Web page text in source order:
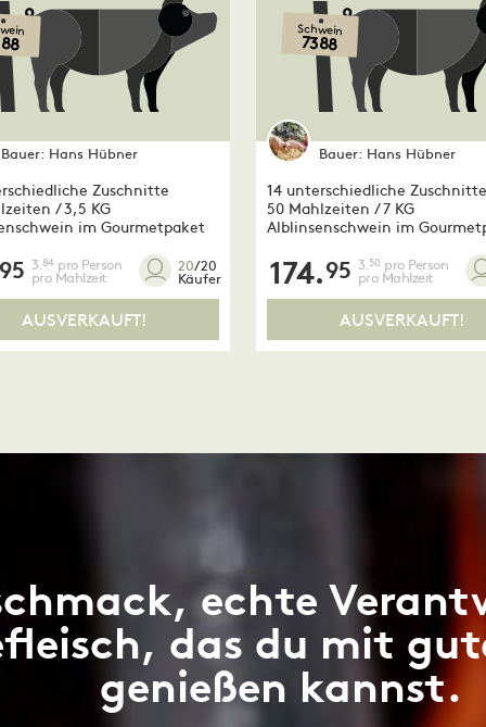
Bauer: Hans Hübner
Zuschnitte
/ 3,5 KG
im Gourmetpaket
3. 84pro Person
pro Mahlzeit
20/20
Käufer
AUSVERKAUFT!
Schwein
7388
Bauer: Hans Hübner
14 unterschiedliche Zuschnitte
50 Mahlzeiten / 7 KG
Alblinsenschwein im
174.95 3. 50 pro Person
pro Mahlzeit
AUSVERKAUFT!
echte
das du mit
genießen kannst.